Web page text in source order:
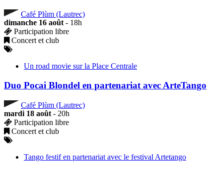
Café Plùm (Lautrec)
dimanche 16 août - 18h
Participation libre
Concert et club
Un road movie sur la Place Centrale
Duo Pocai Blondel en partenariat avec ArteTango
Café Plùm (Lautrec)
mardi 18 août - 20h
Participation libre
Concert et club
Tango festif en partenariat avec le festival Artetango